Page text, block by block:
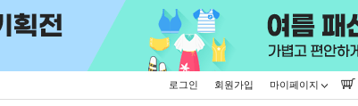
로그인 회원가입 마이페이지